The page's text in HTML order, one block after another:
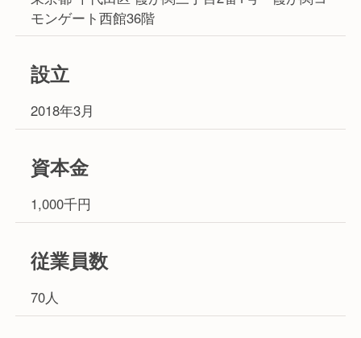
モンゲート西館36階
設立
2018年3月
資本金
1,000千円
従業員数
70人